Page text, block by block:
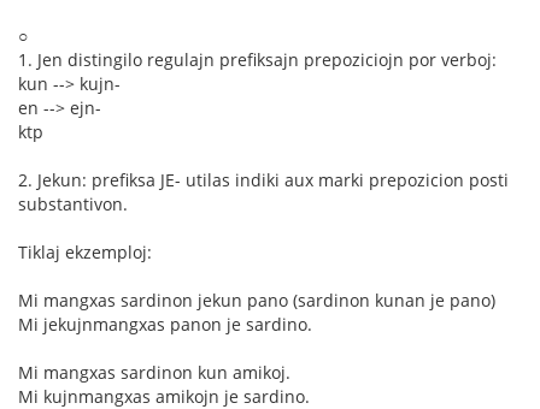
○
1. Jen distingilo regulajn prefiksajn prepoziciojn por verboj:
kun --> kujn-
en --> ejn-
ktp
2. Jekun: prefiksa JE- utilas indiki aux marki prepozicion posti
substantivon.
Tiklaj ekzemploj:
Mi mangxas sardinon jekun pano (sardinon kunan je pano)
Mi jekujnmangxas panon je sardino.
Mi mangxas sardinon kun amikoj.
Mi kujnmangxas amikojn je sardino.